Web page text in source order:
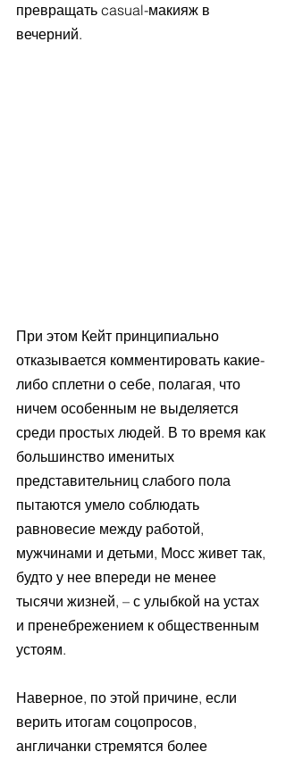
превращать casual-макияж в
вечерний.
При этом Кейт принципиально
отказывается комментировать какие-
либо сплетни о себе, полагая, что
ничем особенным не выделяется
среди простых людей. В то время как
большинство именитых
представительниц слабого пола
пытаются умело соблюдать
равновесие между работой,
мужчинами и детьми, Мосс живет так,
будто у нее впереди не менее
тысячи жизней, – с улыбкой на устах
и пренебрежением к общественным
устоям.
Наверное, по этой причине, если
верить итогам соцопросов,
англичанки стремятся более